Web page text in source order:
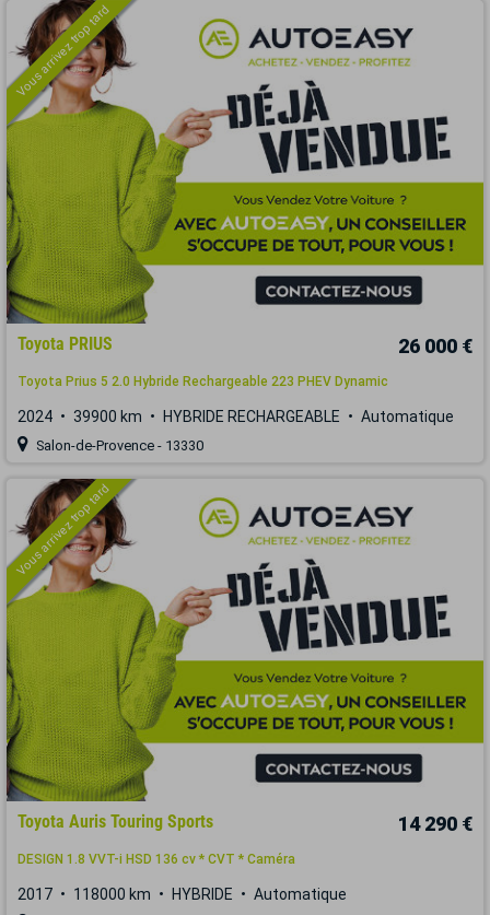
Vous arrivez trop tard
Toyota PRIUS 26 000 €
Toyota Prius 5 2.0 Hybride Rechargeable 223 PHEV Dynamic
2024 39900 km HYBRIDE RECHARGEABLE Automatique
Salon-de-Provence - 13330
Vous arrivez trop tard
Toyota Auris Touring Sports 14 290 €
DESIGN 1.8 VVT-i HSD 136 cv * CVT * Caméra
2017 118000 km HYBRIDE Automatique